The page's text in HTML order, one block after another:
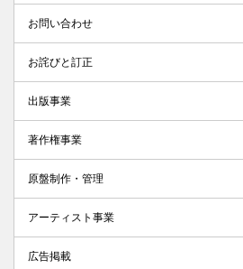
お問い合わせ
お詫びと訂正
出版事業
著作権事業
原盤制作・管理
アーティスト事業
広告掲載